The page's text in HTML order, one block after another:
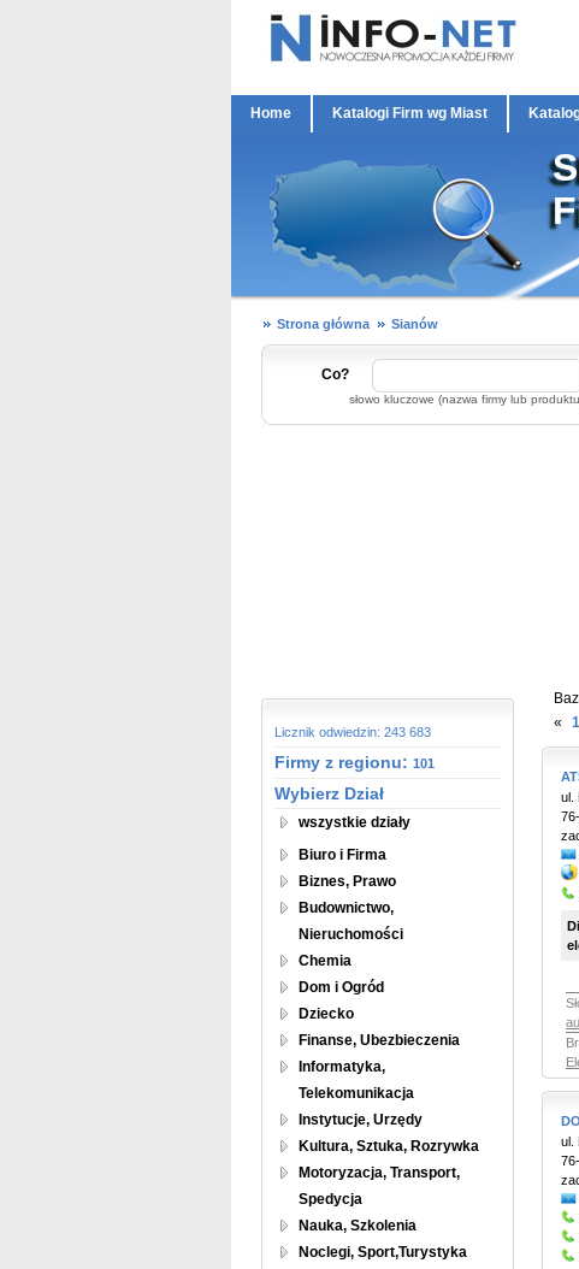
Home Katalogi Firm wg Miast
Strona główna Sianów
Co?
słowo kluczowe (nazwa firmy lub
Licznik odwiedzin: 243 683
Firmy z regionu: 101
Wybierz Dział
wszystkie działy
Biuro i Firma
Biznes, Prawo
Budownictwo,
Nieruchomości
Chemia
Dom i Ogród
Dziecko
Finanse, Ubezbieczenia
Informatyka,
Telekomunikacja
Instytucje, Urzędy
Kultura, Sztuka, Rozrywka
Motoryzacja, Transport,
Spedycja
Nauka, Szkolenia
Noclegi, Sport,Turystyka
«
1
ul.
ul.